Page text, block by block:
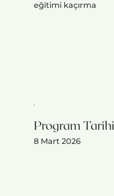
eğitimi kaçırma
Program Tarihi
8 Mart 2026